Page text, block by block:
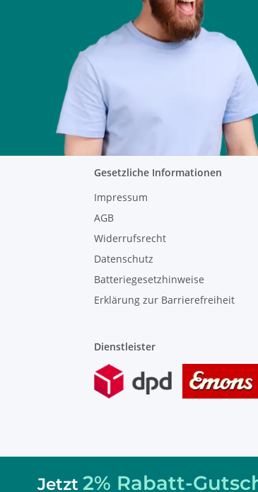
Jetzt2% Rabatt-
Gesetzliche Informationen
Impressum
AGB
Widerrufsrecht
Datenschutz
Batteriegesetzhinweise
Erklärung zur Barrierefreiheit
Dienstleister